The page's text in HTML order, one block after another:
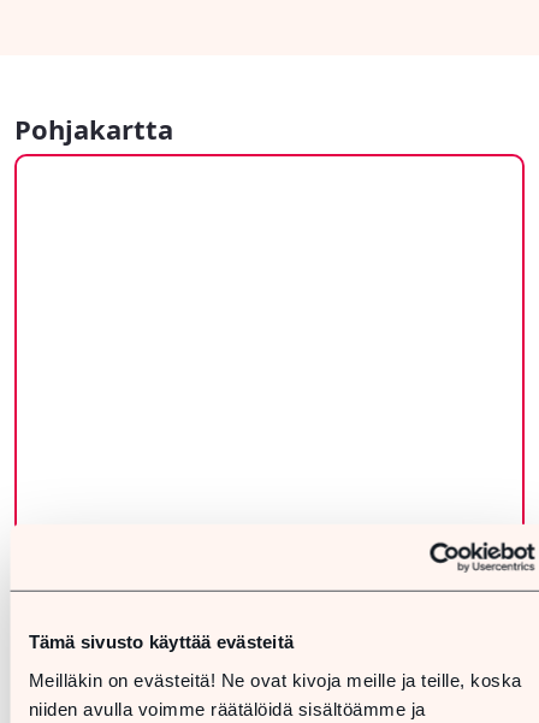
Tämä sivusto käyttää evästeitä
Meilläkin on evästeitä! Ne ovat kivoja meille ja teille, koska
niiden avulla voimme räätälöidä sisältöämme ja
Pohjakartta